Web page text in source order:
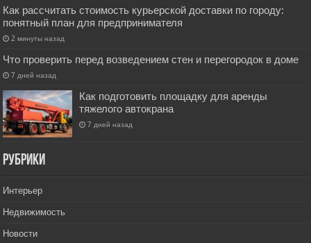
Как рассчитать стоимость курьерской доставки по городу:
понятный план для предпринимателя
2 минуты назад
Что проверить перед возведением стен и перегородок в доме
7 дней назад
Как подготовить площадку для аренды
тяжелого автокрана
7 дней назад
РУбрики
Интерьер
Недвижимость
Новости